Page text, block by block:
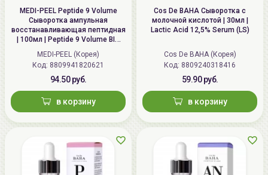
MEDI-PEEL Peptide 9 Volume
Сыворотка ампульная
восстанавливающая пептидная
| 100мл | Peptide 9 Volume BIO
TOX Ampoule Pro
MEDI-PEEL (Корея)
Код: 8809941820621
94.50 руб.
в корзину
Cos De BAHA Сыворотка с
молочной кислотой | 30мл |
Lactic Acid 12,5% Serum (LS)
Cos De BAHA (Корея)
Код: 8809240318416
59.90 руб.
в корзину